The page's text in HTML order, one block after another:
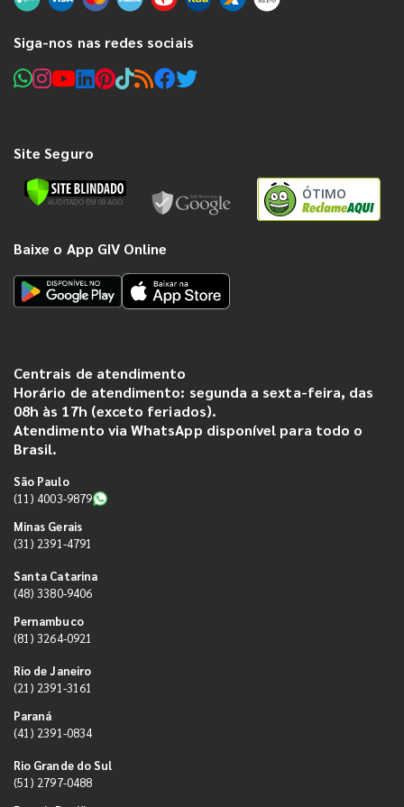
Siga-nos nas redes sociais
Site Seguro
ÓTIMO
Baixe o App GIV Online
Centrais de atendimento
Horário de atendimento: segunda a sexta-feira, das
08h às 17h (exceto feriados).
Atendimento via WhatsApp disponível para todo o
Brasil.
São Paulo
(11) 4003-9879
Minas Gerais
(31) 2391-4791
Santa Catarina
(48) 3380-9406
Pernambuco
(81) 3264-0921
Rio de Janeiro
(21) 2391-3161
Paraná
(41) 2391-0834
Rio Grande do Sul
(51) 2797-0488